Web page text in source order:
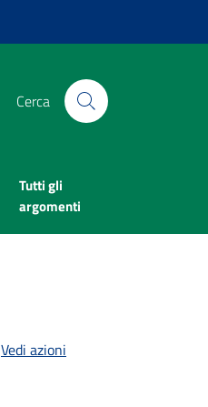
Cerca
Tutti gli
argomenti
Vedi azioni